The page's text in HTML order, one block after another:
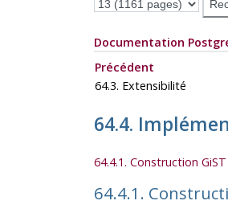
Documentation
Précédent
64.3. Extensibilité
64.4.
64.4.1. Construction
64.4.1.